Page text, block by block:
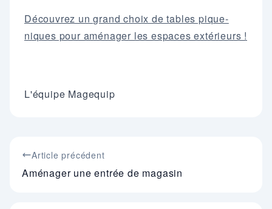
Découvrez un grand choix de tables pique-
niques pour aménager les espaces extérieurs !
L'équipe Magequip
Article précédent
Aménager une entrée de magasin